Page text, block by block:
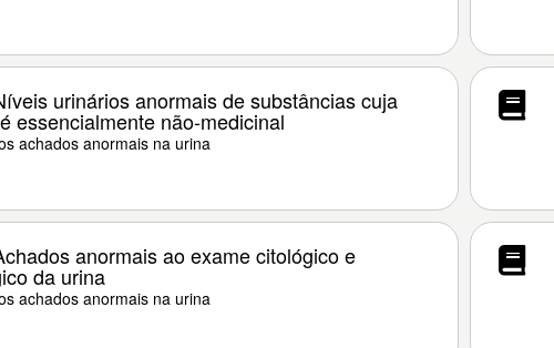
urinários anormais de substâncias cuja
essencialmente não-medicinal
achados anormais na urina
anormais ao exame citológico e
da urina
achados anormais na urina